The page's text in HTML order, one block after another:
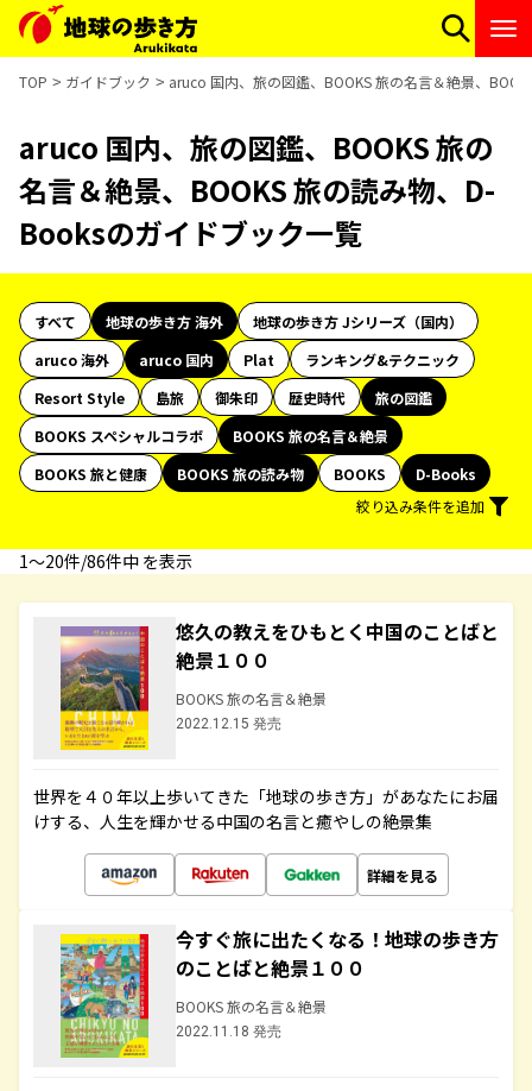
TOP ガイドブック aruco 国内、旅の図鑑、BOOKS 旅の名言＆絶景、
aruco 国内、旅の図鑑、BOOKS 旅の
名言＆絶景、BOOKS 旅の読み物、D-
Booksのガイドブック一覧
すべて 地球の歩き方 海外
地球の歩き方 Jシリーズ（国内）
aruco 海外
aruco 国内 Plat
ランキング&テクニック
Resort Style
島旅 御朱印 歴史時代
旅の図鑑
BOOKS スペシャルコラボ
BOOKS 旅の名言＆絶景
BOOKS 旅と健康
BOOKS 旅の読み物 BOOKS
D-Books
絞り込み条件を追加
1〜20件/86件中 を表示
悠久の教えをひもとく中国のことばと
絶景１００
BOOKS 旅の名言＆絶景
2022.12.15 発売
世界を４０年以上歩いてきた「地球の歩き方」があなたにお届
けする、人生を輝かせる中国の名言と癒やしの絶景集
詳細を見る
今すぐ旅に出たくなる！地球の歩き方
のことばと絶景１００
BOOKS 旅の名言＆絶景
2022.11.18 発売